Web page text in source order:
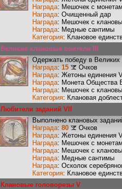
Награда: Мешочек с
Награда: Очищенный дар
Награда: Мешочек с
Награда: Медные сантимы
Категория: Клановое
Великие клановые воители III
Одержать победу в
Награда: 15
Очков
Награда: Жетоны единения
Награда: Монета Общества
Награда: Мешочек с
Категория: Клановая
Любители заданий VII
Выполнено клановых
Награда: 80
Очков
Награда: Жетоны единения
Награда: Мешочек с
Награда: Мешочек с
Награда: Медные сантимы
Награда: Осколок
Категория: Клановое
Клановые головорезы V